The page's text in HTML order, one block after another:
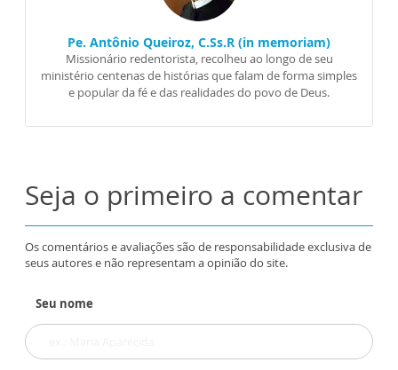
Pe. Antônio Queiroz, C.Ss.R (in memoriam)
Missionário redentorista, recolheu ao longo de seu
ministério centenas de histórias que falam de forma simples
e popular da fé e das realidades do povo de Deus.
Seja o primeiro a comentar
Os comentários e avaliações são de responsabilidade exclusiva de
seus autores e não representam a opinião do site.
Seu nome